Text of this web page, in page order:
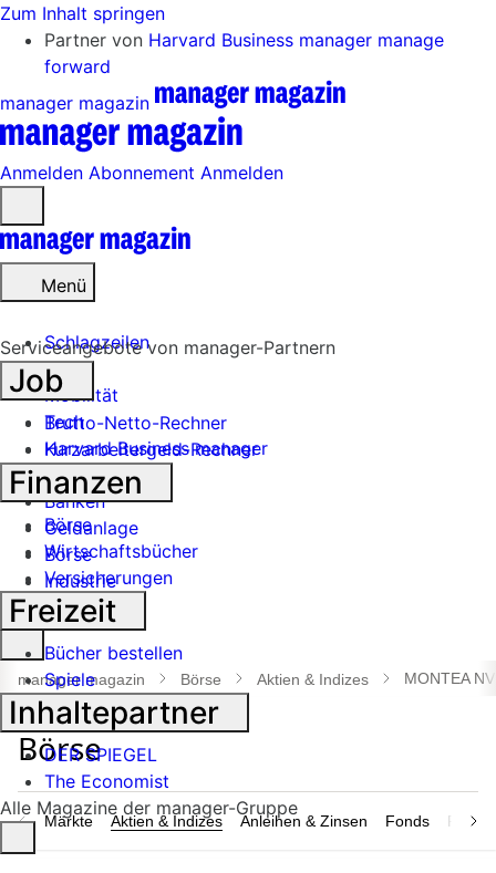
Zum Inhalt springen
Partner von Harvard Business manager manage
forward
manager magazin
Anmelden Abonnement Anmelden
öffnen
Menü
Schlagzeilen
Mobilität
Tech
Harvard Business manager
Handel
Banken
Geldanlage
Börse
Industrie
Suche
öffnen
manager magazin Börse Aktien & Indizes MONTEA NV
Märkte Aktien & Indizes Anleihen & Zinsen Fonds
Serviceangebote von manager-Partnern
Job
Brutto-Netto-Rechner
Kurzarbeitergeld-Rechner
Finanzen
Börse
Wirtschaftsbücher
Versicherungen
Freizeit
Bücher bestellen
Spiele
Inhaltepartner
DER SPIEGEL
The Economist
Alle Magazine der manager-Gruppe